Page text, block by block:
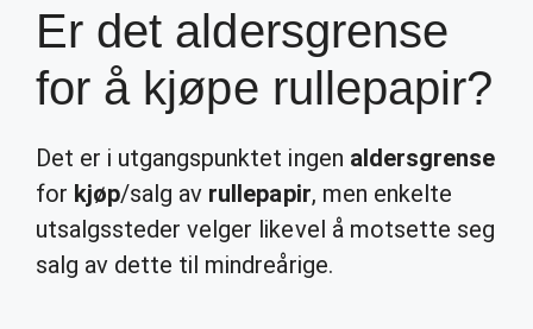
Er det aldersgrense
for å kjøpe rullepapir?
Det er i utgangspunktet ingen aldersgrense
for kjøp/salg av rullepapir, men enkelte
utsalgssteder velger likevel å motsette seg
salg av dette til mindreårige.